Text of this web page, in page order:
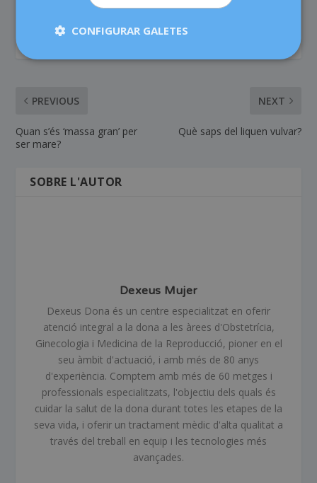
COMPARTEIX: VALORA:
PREVIOUS
Quan s’és ‘massa gran’ per
ser mare?
NEXT
Què saps del liquen vulvar?
SOBRE L'AUTOR
Dexeus Mujer
Dexeus Dona és un centre especialitzat en oferir
atenció integral a la dona a les àrees d'Obstetrícia,
Ginecologia i Medicina de la Reproducció, pioner en el
seu àmbit d'actuació, i amb més de 80 anys
d'experiència. Comptem amb més de 60 metges i
professionals especialitzats, l'objectiu dels quals és
cuidar la salut de la dona durant totes les etapes de la
seva vida, i oferir un tractament mèdic d'alta qualitat a
través del treball en equip i les tecnologies més
avançades.
CONFIGURAR GALETES